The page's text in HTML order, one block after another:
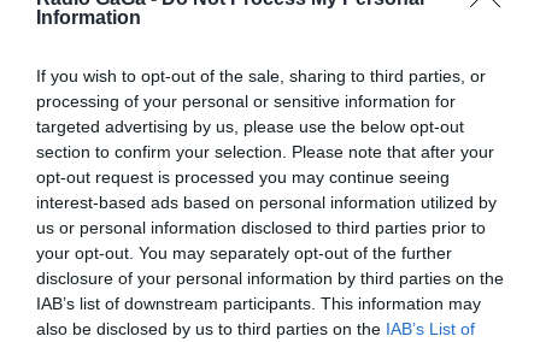
Information
If you wish to opt-out of the sale, sharing to third parties, or
processing of your personal or sensitive information for
targeted advertising by us, please use the below opt-out
section to confirm your selection. Please note that after your
opt-out request is processed you may continue seeing
interest-based ads based on personal information utilized by
us or personal information disclosed to third parties prior to
your opt-out. You may separately opt-out of the further
disclosure of your personal information by third parties on the
IAB’s list of downstream participants. This information may
also be disclosed by us to third parties on the IAB’s List of
Bejegyzés
navigáció
ELŐZŐ
BEJEGYZÉS
Belakták a
családi
otthonokat
KÖVETKEZŐ
BEJEGYZÉS
Egy pozitív
nyálteszt